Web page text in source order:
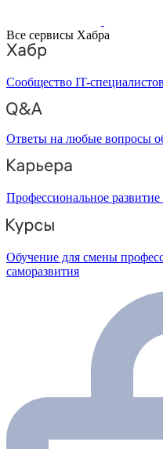
Все сервисы Хабра
Сообщество IT-специалистов
Ответы на любые вопросы
Профессиональное
Обучение для смены
саморазвития